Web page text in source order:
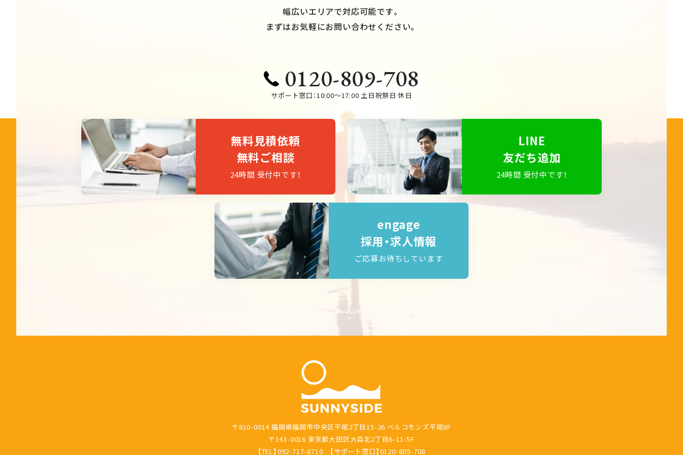
幅広いエリアで対応可能です。
まずはお気軽にお問い合わせください。
0120-809-708
サポート窓口：10:00～17:00 土日祝祭日 休日
無料見積依頼
無料ご相談
24時間 受付中です！
LINE
友だち追加
24時間 受付中です！
engage
採用・求人情報
ご応募お待ちしています
〒810-0014 福岡県福岡市中央区平尾2丁目15-26 ベルコモンズ平尾8F
〒143-0016 東京都大田区大森北2丁目6-11-5F
【TEL】092-717-8710 【サポート窓口】0120-809-708